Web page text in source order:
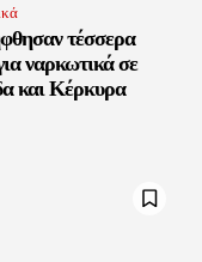
τέσσερα
ναρκωτικά σε
και Κέρκυρα